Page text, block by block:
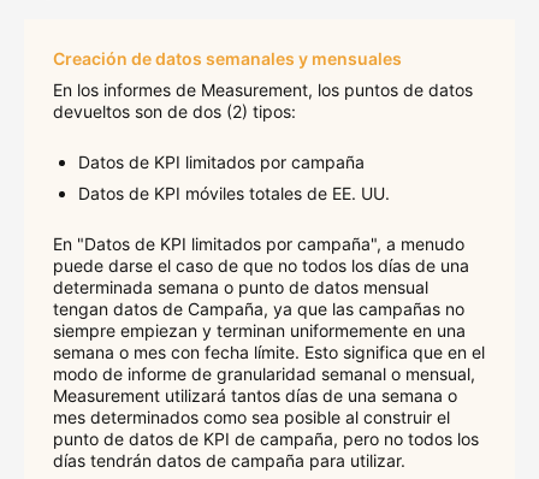
Creación de datos semanales y mensuales
En los informes de Measurement, los puntos de datos
devueltos son de dos (2) tipos:
Datos de KPI limitados por campaña
Datos de KPI móviles totales de EE. UU.
En "Datos de KPI limitados por campaña", a menudo
puede darse el caso de que no todos los días de una
determinada semana o punto de datos mensual
tengan datos de Campaña, ya que las campañas no
siempre empiezan y terminan uniformemente en una
semana o mes con fecha límite. Esto significa que en el
modo de informe de granularidad semanal o mensual,
Measurement utilizará tantos días de una semana o
mes determinados como sea posible al construir el
punto de datos de KPI de campaña, pero no todos los
días tendrán datos de campaña para utilizar.